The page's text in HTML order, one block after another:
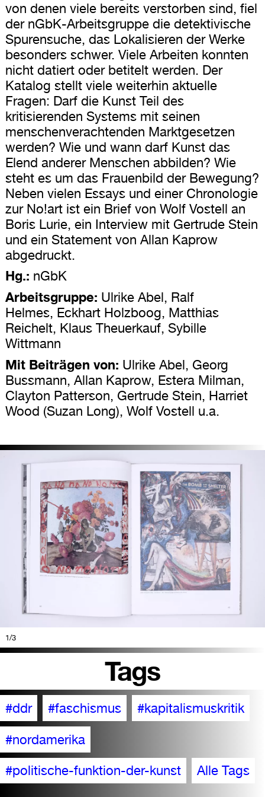
von denen viele bereits verstorben sind, fiel
der nGbK-Arbeitsgruppe die detektivische
Spurensuche, das Lokalisieren der Werke
besonders schwer. Viele Arbeiten konnten
nicht datiert oder betitelt werden. Der
Katalog stellt viele weiterhin aktuelle
Fragen: Darf die Kunst Teil des
kritisierenden Systems mit seinen
menschenverachtenden Marktgesetzen
werden? Wie und wann darf Kunst das
Elend anderer Menschen abbilden? Wie
steht es um das Frauenbild der Bewegung?
Neben vielen Essays und einer Chronologie
zur No!art ist ein Brief von Wolf Vostell an
Boris Lurie, ein Interview mit Gertrude Stein
und ein Statement von Allan Kaprow
abgedruckt.
Hg.: nGbK
Arbeitsgruppe: Ulrike Abel, Ralf
Helmes, Eckhart Holzboog, Matthias
Reichelt, Klaus Theuerkauf, Sybille
Wittmann
Mit Beiträgen von: Ulrike Abel, Georg
Bussmann, Allan Kaprow, Estera Milman,
Clayton Patterson, Gertrude Stein, Harriet
Wood (Suzan Long), Wolf Vostell u.a.
1/3
Tags
#ddr #faschismus #kapitalismuskritik
#nordamerika
#politische-funktion-der-kunst Alle Tags